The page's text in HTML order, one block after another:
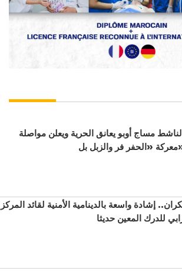
مساج أوبو يعانق الحرية ويعلن مواصلة
والزبل بل»
إشادة واسعة بالدينامية الأمنية لقائد المركز
للدرك المعين حديثا